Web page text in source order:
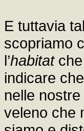
E tuttavia
scopriamo
l’habitatche
indicare
nelle
veleno che